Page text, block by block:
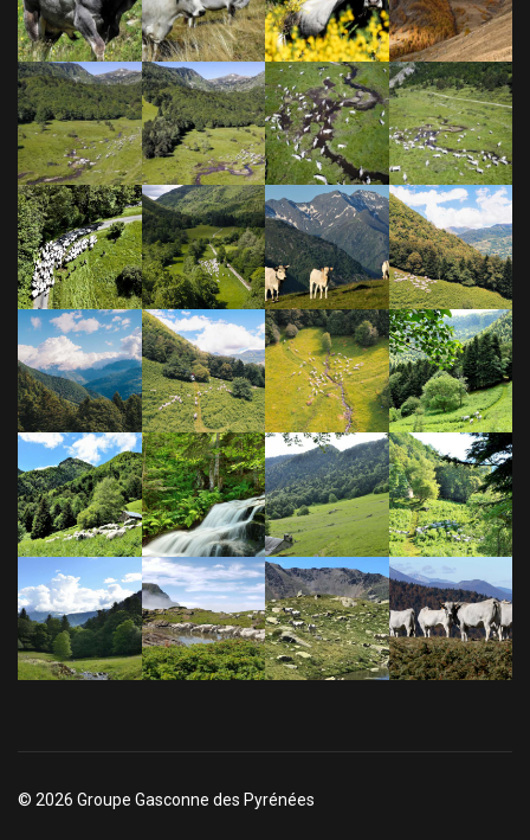
© 2026 Groupe Gasconne des Pyrénées